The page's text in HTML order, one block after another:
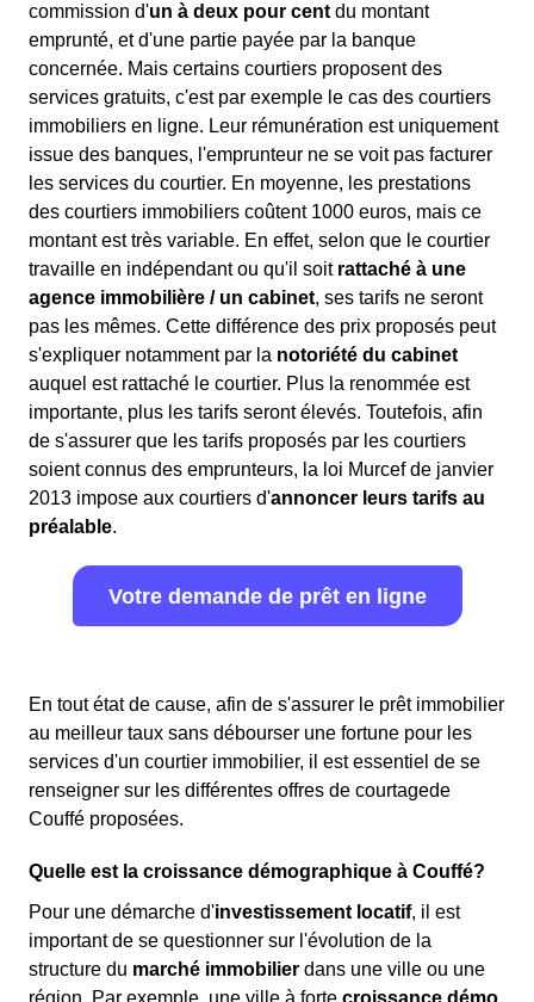
commission d'un à deux pour cent du montant
emprunté, et d'une partie payée par la banque
concernée. Mais certains courtiers proposent des
services gratuits, c'est par exemple le cas des courtiers
immobiliers en ligne. Leur rémunération est uniquement
issue des banques, l'emprunteur ne se voit pas facturer
les services du courtier. En moyenne, les prestations
des courtiers immobiliers coûtent 1000 euros, mais ce
montant est très variable. En effet, selon que le courtier
travaille en indépendant ou qu'il soit rattaché à une
agence immobilière / un cabinet, ses tarifs ne seront
pas les mêmes. Cette différence des prix proposés peut
s'expliquer notamment par la notoriété du cabinet
auquel est rattaché le courtier. Plus la renommée est
importante, plus les tarifs seront élevés. Toutefois, afin
de s'assurer que les tarifs proposés par les courtiers
soient connus des emprunteurs, la loi Murcef de janvier
2013 impose aux courtiers d'annoncer leurs tarifs au
préalable.
Votre demande de prêt en ligne
En tout état de cause, afin de s'assurer le prêt immobilier
au meilleur taux sans débourser une fortune pour les
services d'un courtier immobilier, il est essentiel de se
renseigner sur les différentes offres de courtagede
Couffé proposées.
Quelle est la croissance démographique à Couffé?
Pour une démarche d'investissement locatif, il est
important de se questionner sur l'évolution de la
structure du marché immobilier dans une ville ou une
région. Par exemple, une ville à forte croissance démo